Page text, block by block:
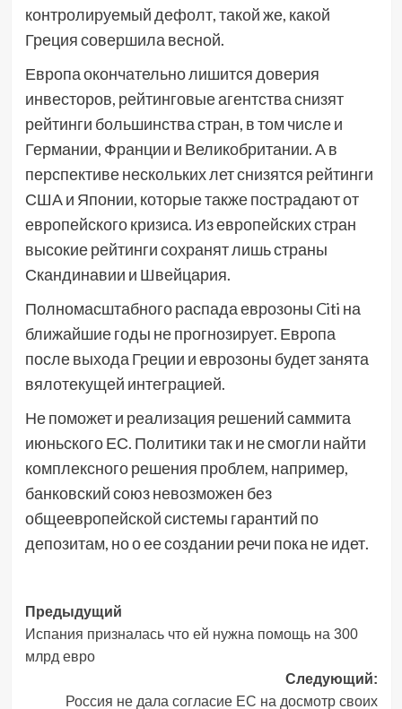
контролируемый дефолт, такой же, какой
Греция совершила весной.
Европа окончательно лишится доверия
инвесторов, рейтинговые агентства снизят
рейтинги большинства стран, в том числе и
Германии, Франции и Великобритании. А в
перспективе нескольких лет снизятся рейтинги
США и Японии, которые также пострадают от
европейского кризиса. Из европейских стран
высокие рейтинги сохранят лишь страны
Скандинавии и Швейцария.
Полномасштабного распада еврозоны Citi на
ближайшие годы не прогнозирует. Европа
после выхода Греции и еврозоны будет занята
вялотекущей интеграцией.
Не поможет и реализация решений саммита
июньского ЕС. Политики так и не смогли найти
комплексного решения проблем, например,
банковский союз невозможен без
общеевропейской системы гарантий по
депозитам, но о ее создании речи пока не идет.
Навигация
записи
Предыдущий
Испания призналась что ей нужна помощь на 300
млрд евро
Следующий:
Россия не дала согласие ЕС на досмотр своих